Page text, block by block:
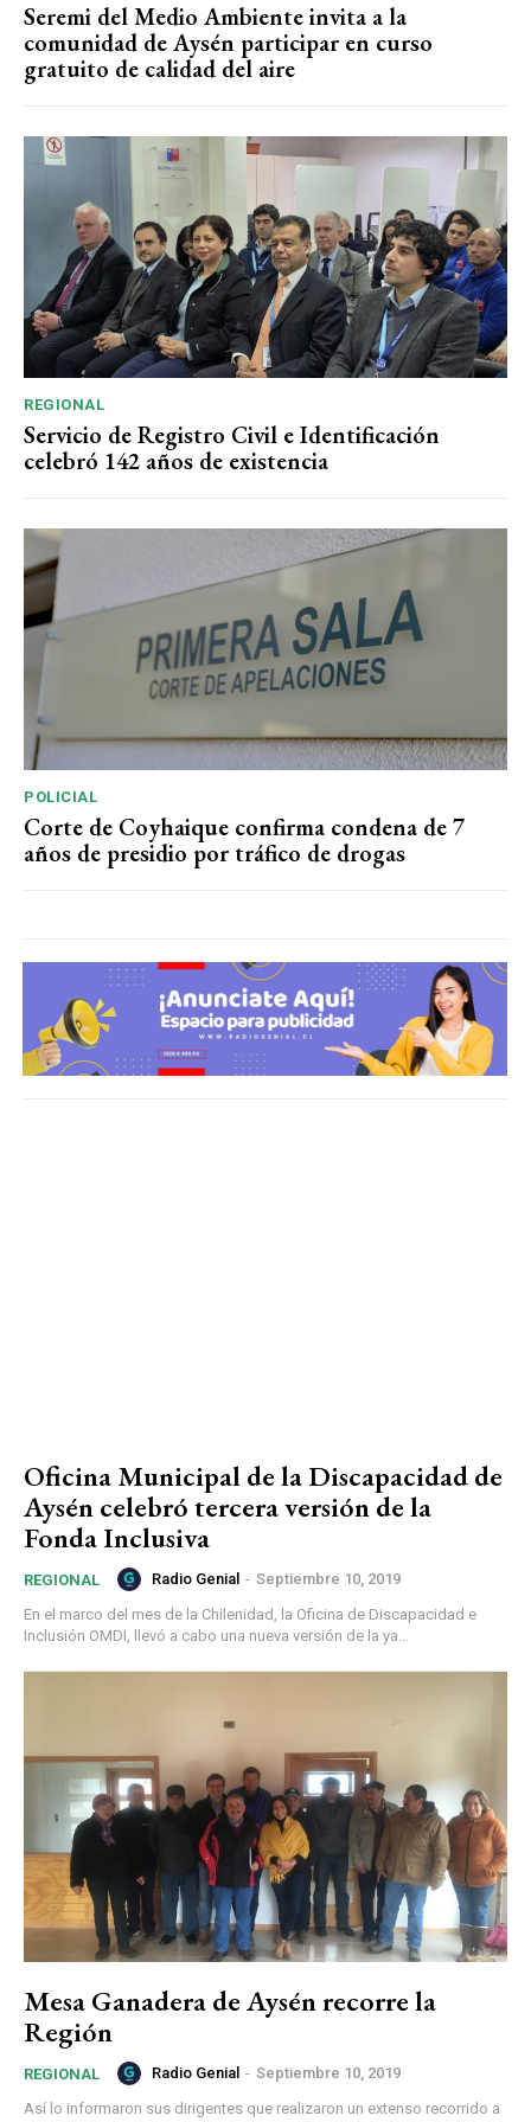
Seremi del Medio Ambiente invita a la
comunidad de Aysén participar en curso
gratuito de calidad del aire
REGIONAL
Servicio de Registro Civil e Identificación
celebró 142 años de existencia
POLICIAL
Corte de Coyhaique confirma condena de 7
años de presidio por tráfico de drogas
Oficina Municipal de la Discapacidad de
Aysén celebró tercera versión de la
Fonda Inclusiva
REGIONAL Radio Genial - Septiembre 10, 2019
En el marco del mes de la Chilenidad, la Oficina de Discapacidad e
Inclusión OMDI, llevó a cabo una nueva versión de la ya...
Mesa Ganadera de Aysén recorre la
Región
REGIONAL Radio Genial - Septiembre 10, 2019
Así lo informaron sus dirigentes que realizaron un extenso recorrido a